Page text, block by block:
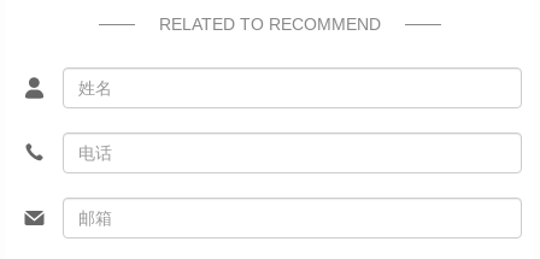
RELATED TO RECOMMEND